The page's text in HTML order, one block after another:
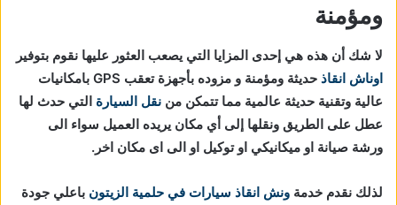
ومؤمنة
لا شك أن هذه هي إحدى المزايا التي يصعب العثور عليها نقوم بتوفير
اوناش انقاذ
حديثة ومؤمنة و مزوده بأجهزة تعقب GPS بامكانيات
عالية وتقنية حديثة عالمية مما تتمكن من نقل السيارة التي حدث لها
عطل على الطريق ونقلها إلى أي مكان يريده العميل سواء الى
ورشة صيانة او ميكانيكي او توكيل او الى اى مكان اخر.
لذلك نقدم خدمة ونش انقاذ سيارات في حلمية الزيتون باعلي جودة